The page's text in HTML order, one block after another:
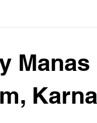
Manas